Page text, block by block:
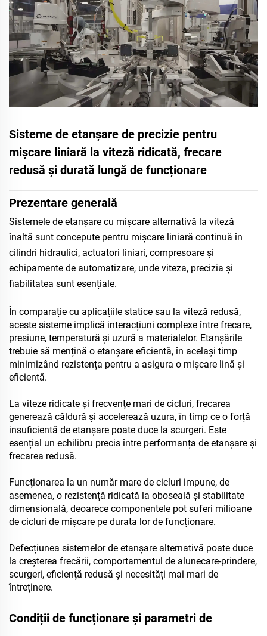
Sisteme de etanșare de precizie pentru
mișcare liniară la viteză ridicată, frecare
redusă și durată lungă de funcționare
Prezentare generală
Sistemele de etanșare cu mișcare alternativă la viteză
înaltă sunt concepute pentru mișcare liniară continuă în
cilindri hidraulici, actuatori liniari, compresoare și
echipamente de automatizare, unde viteza, precizia și
fiabilitatea sunt esențiale.
În comparație cu aplicațiile statice sau la viteză redusă,
aceste sisteme implică interacțiuni complexe între frecare,
presiune, temperatură și uzură a materialelor. Etanșările
trebuie să mențină o etanșare eficientă, în același timp
minimizând rezistența pentru a asigura o mișcare lină și
eficientă.
La viteze ridicate și frecvențe mari de cicluri, frecarea
generează căldură și accelerează uzura, în timp ce o forță
insuficientă de etanșare poate duce la scurgeri. Este
esențial un echilibru precis între performanța de etanșare și
frecarea redusă.
Funcționarea la un număr mare de cicluri impune, de
asemenea, o rezistență ridicată la oboseală și stabilitate
dimensională, deoarece componentele pot suferi milioane
de cicluri de mișcare pe durata lor de funcționare.
Defecțiunea sistemelor de etanșare alternativă poate duce
la creșterea frecării, comportamentul de alunecare-prindere,
scurgeri, eficiență redusă și necesități mai mari de
întreținere.
Condiții de funcționare și parametri de